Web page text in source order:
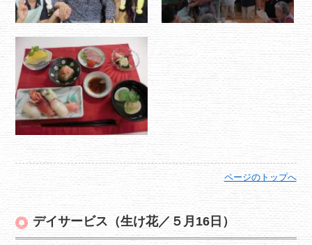
ページのトップへ
デイサービス（生け花／５月16日）